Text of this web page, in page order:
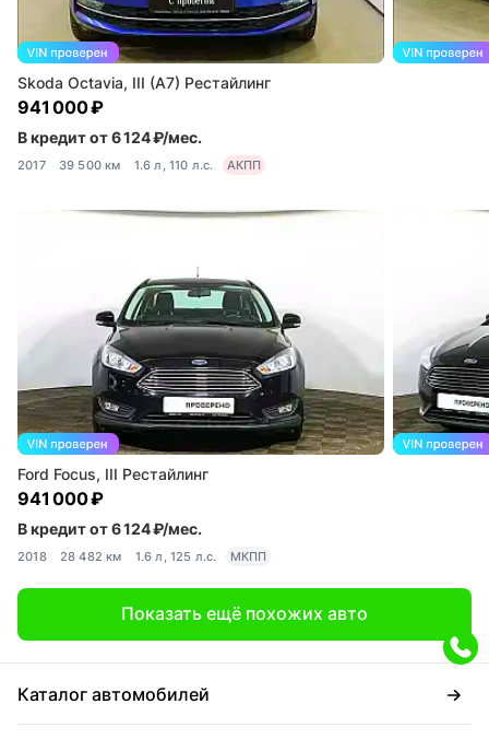
Skoda Octavia, III (A7) Рестайлинг
941 000 ₽
В кредит от 6 124 ₽/мес.
2017 39 500 км 1.6 л, 110 л.с. АКПП
Ford Focus, III Рестайлинг
941 000 ₽
В кредит от 6 124 ₽/мес.
2018 28 482 км 1.6 л, 125 л.с. МКПП
Показать ещё похожих авто
Каталог автомобилей